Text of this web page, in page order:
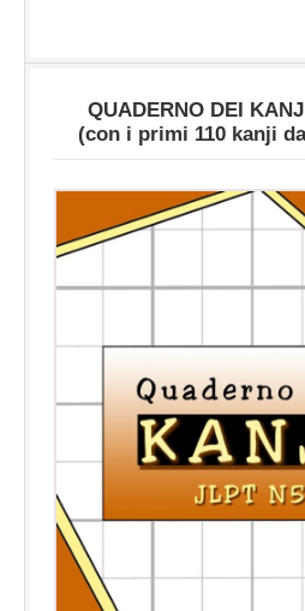
QUADERNO DEI
(con i primi 110 kanji